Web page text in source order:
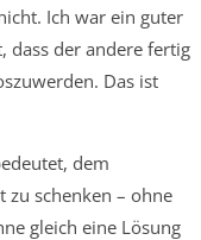
Ich war ein guter
dass der andere fertig
Das ist
dem
zu schenken – ohne
gleich eine Lösung